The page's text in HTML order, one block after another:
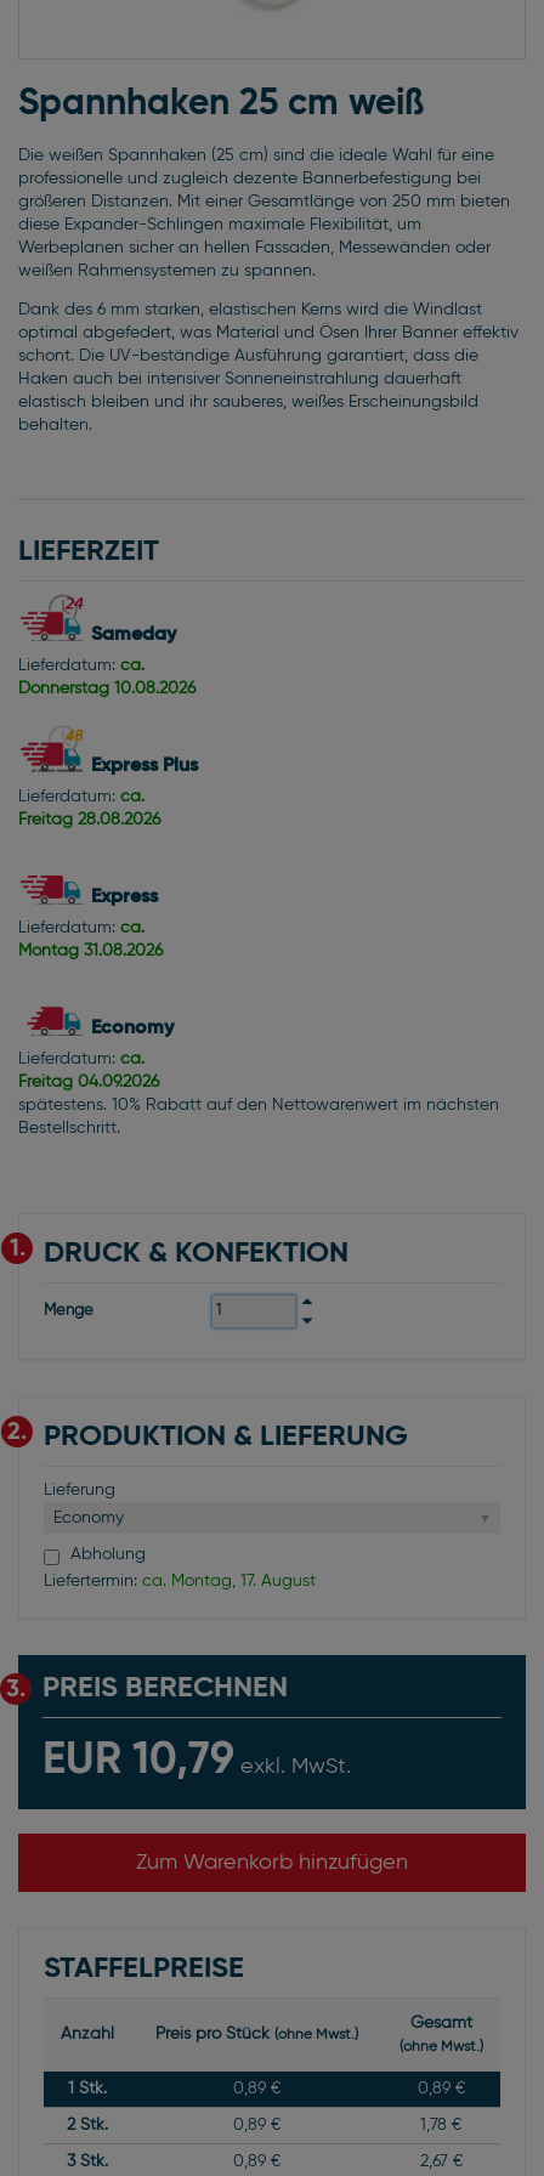
Anfang
der
springen
Spannhaken 25 cm weiß
Die weißen Spannhaken (25 cm) sind die ideale Wahl für eine
professionelle und zugleich dezente Bannerbefestigung bei
größeren Distanzen. Mit einer Gesamtlänge von 250 mm bieten
diese Expander-Schlingen maximale Flexibilität, um
Werbeplanen sicher an hellen Fassaden, Messewänden oder
weißen Rahmensystemen zu spannen.
Dank des 6 mm starken, elastischen Kerns wird die Windlast
optimal abgefedert, was Material und Ösen Ihrer Banner effektiv
schont. Die UV-beständige Ausführung garantiert, dass die
Haken auch bei intensiver Sonneneinstrahlung dauerhaft
elastisch bleiben und ihr sauberes, weißes Erscheinungsbild
behalten.
LIEFERZEIT
Sameday
Lieferdatum: ca.
Donnerstag 10.08.2026
Express Plus
Lieferdatum: ca.
Freitag 28.08.2026
Express
Lieferdatum: ca.
Montag 31.08.2026
Economy
Lieferdatum: ca.
Freitag 04.09.2026
spätestens. 10% Rabatt auf den Nettowarenwert im nächsten
Bestellschritt.
1. DRUCK & KONFEKTION
Menge
2. PRODUKTION & LIEFERUNG
Lieferung
Economy
Abholung
Liefertermin: ca. Montag, 17. August
3. PREIS BERECHNEN
EUR 10,79 exkl. MwSt.
Zum Warenkorb hinzufügen
STAFFELPREISE
Anzahl Preis pro Stück (ohne Mwst.)
Gesamt
(ohne Mwst.)
1 Stk. 0,89 € 0,89 €
2Stk. 0,89 € 1,78 €
3Stk. 0,89 € 2,67 €